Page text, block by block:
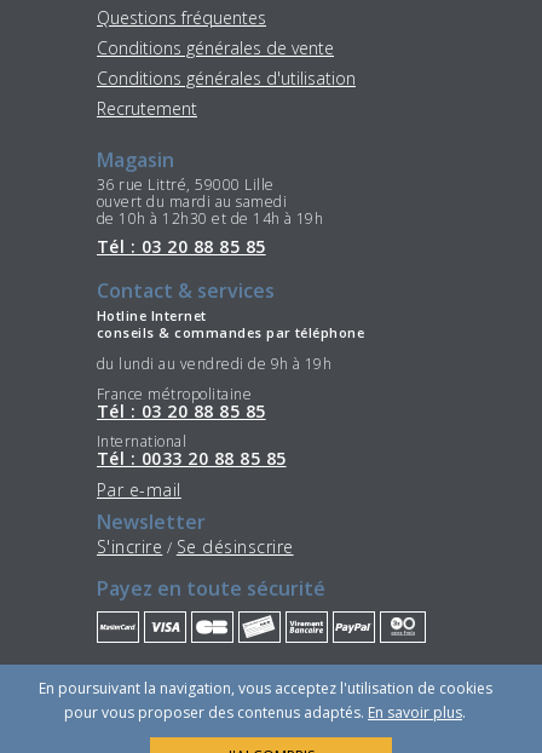
Questions fréquentes
Conditions générales de vente
Conditions générales d'utilisation
Recrutement
Magasin
36 rue Littré, 59000 Lille
ouvert du mardi au samedi
de 10h à 12h30 et de 14h à 19h
Tél : 03 20 88 85 85
Contact & services
Hotline Internet
conseils & commandes par téléphone
du lundi au vendredi de 9h à 19h
France métropolitaine
Tél : 03 20 88 85 85
International
Tél : 0033 20 88 85 85
Par e-mail
Newsletter
S'incrire / Se désinscrire
Payez en toute sécurité
Restez connectés
En poursuivant la navigation, vous acceptez l'utilisation de cookies
pour vous proposer des contenus adaptés. En savoir plus.